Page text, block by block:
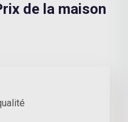
de la maison